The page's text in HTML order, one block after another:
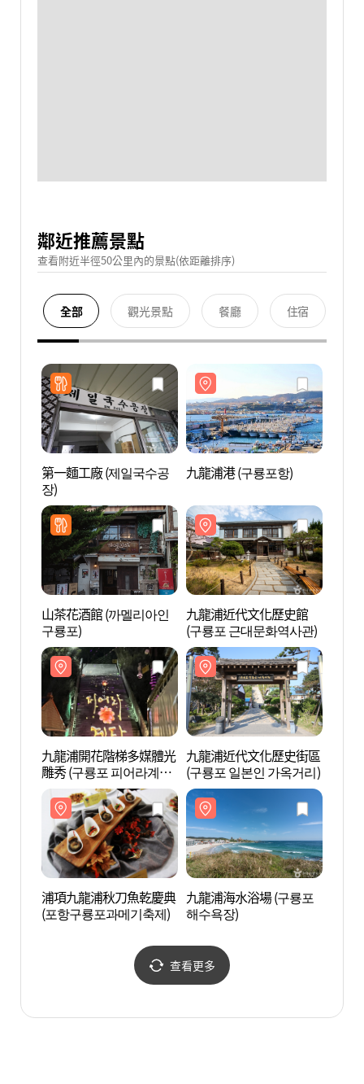
鄰近推薦景點
查看附近半徑50公里內的景點(依距離排序)
全部 觀光景點 餐廳 住宿
第一麵工廠 (제일국수공
장)
九龍浦港 (구룡포항)
山茶花酒館 (까멜리아인
구룡포)
九龍浦近代文化歷史館
(구룡포 근대문화역사관)
九龍浦開花階梯多媒體光
雕秀 (구룡포 피어라계단
미디어아트)
九龍浦近代文化歷史街區
(구룡포 일본인 가옥거리)
浦項九龍浦秋刀魚乾慶典
(포항구룡포과메기축제)
九龍浦海水浴場 (구룡포
해수욕장)
查看更多